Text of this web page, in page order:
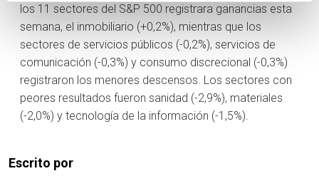
los 11 sectores del S&P 500 registrara ganancias esta
semana, el inmobiliario (+0,2%), mientras que los
sectores de servicios públicos (-0,2%), servicios de
comunicación (-0,3%) y consumo discrecional (-0,3%)
registraron los menores descensos. Los sectores con
peores resultados fueron sanidad (-2,9%), materiales
(-2,0%) y tecnología de la información (-1,5%).
Escrito por